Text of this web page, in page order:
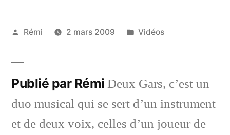
Publié
Rémi 2 mars 2009
Publié
Vidéos
Publié par RémiDeux Gars, c’est un
duo musical qui se sert d’un instrument
et de deux voix, celles d’un joueur de